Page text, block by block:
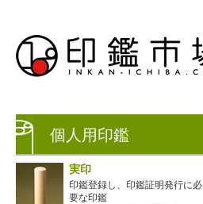
個人用印鑑
実印
印鑑登録し、印鑑証明発行に必
要な印鑑